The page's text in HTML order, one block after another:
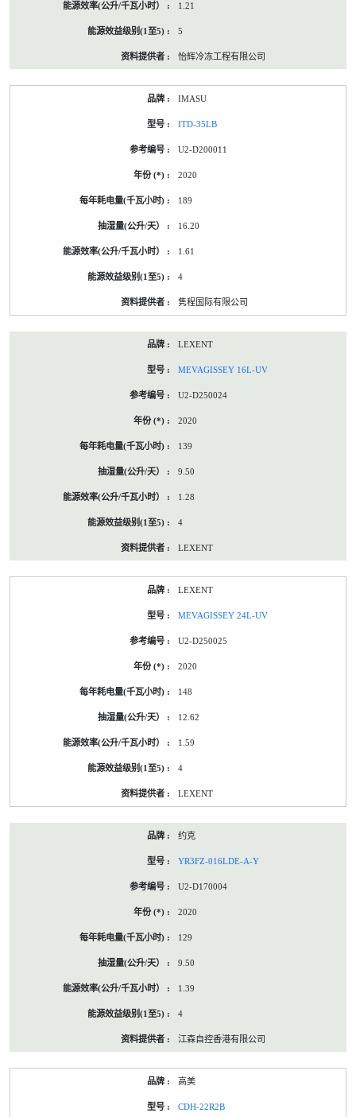
1.21
5
怡辉冷冻工程有限公司
IMASU
ITD-35LB
U2-D200011
2020
189
16.20
1.61
4
隽程国际有限公司
LEXENT
MEVAGISSEY 16L-UV
U2-D250024
2020
139
9.50
1.28
4
LEXENT
LEXENT
MEVAGISSEY 24L-UV
U2-D250025
2020
148
12.62
1.59
4
LEXENT
约克
YR3FZ-016LDE-A-Y
U2-D170004
2020
129
9.50
1.39
4
江森自控香港有限公司
高美
CDH-22R2B